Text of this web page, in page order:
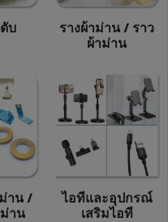
บ
รางผ้าม่าน / ราว
ผ้าม่าน
าน /
าน
ไอทีและอุปกรณ์
เสริมไอที